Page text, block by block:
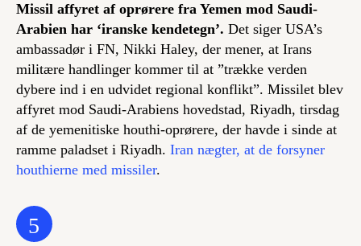
Missil affyret af oprørere fra Yemen mod Saudi-
Arabien har ‘iranske kendetegn’. Det siger USA’s
ambassadør i FN, Nikki Haley, der mener, at Irans
militære handlinger kommer til at ”trække verden
dybere ind i en udvidet regional konflikt”. Missilet blev
affyret mod Saudi-Arabiens hovedstad, Riyadh, tirsdag
af de yemenitiske houthi-oprørere, der havde i sinde at
ramme paladset i Riyadh. Iran nægter, at de forsyner
houthierne med missiler.
5